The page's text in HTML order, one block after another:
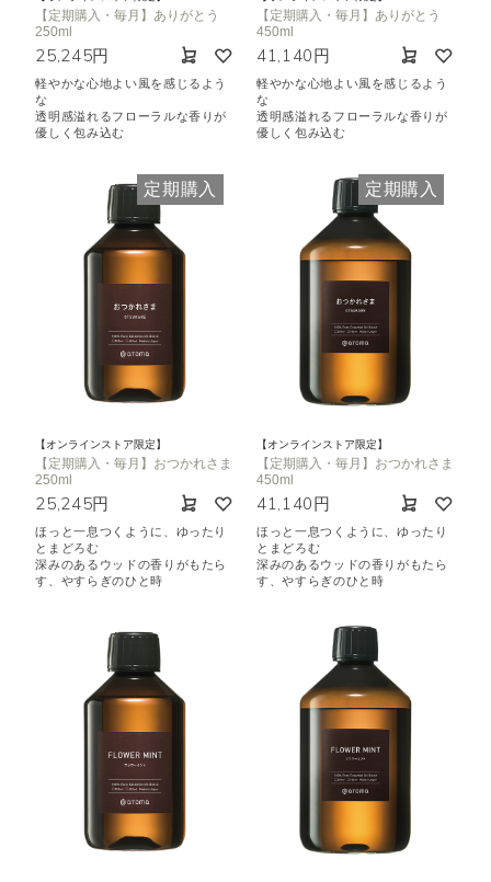
【定期購入・毎月】ありがとう
250ml
25,245円
軽やかな心地よい風を感じるよう
な
透明感溢れるフローラルな香りが
優しく包み込む
【定期購入・毎月】ありがとう
450ml
41,140円
軽やかな心地よい風を感じるよう
な
透明感溢れるフローラルな香りが
優しく包み込む
定期購入
【オンラインストア限定】
【定期購入・毎月】おつかれさま
250ml
25,245円
ほっと一息つくように、ゆったり
とまどろむ
深みのあるウッドの香りがもたら
す、やすらぎのひと時
定期購入
【オンラインストア限定】
【定期購入・毎月】おつかれさま
450ml
41,140円
ほっと一息つくように、ゆったり
とまどろむ
深みのあるウッドの香りがもたら
す、やすらぎのひと時